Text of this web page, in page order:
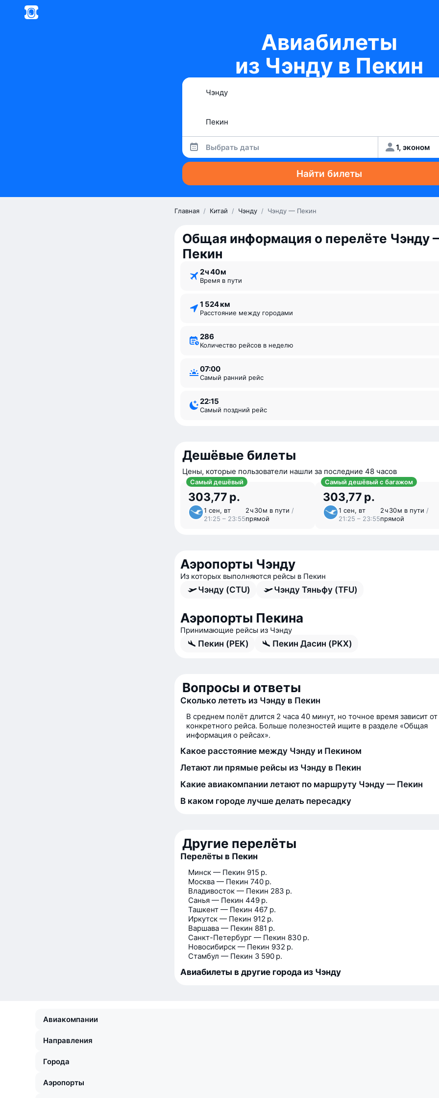
Авиабилеты
из Чэнду в Пекин
Выбрать даты 1, эконом
Найти билеты
Главная / Китай / Чэнду / Чэнду — Пекин
Общая информация о перелёте Чэнду
Пекин
2 ⁠ч 40 ⁠м
Время в пути
1 524 км
Расстояние между городами
286
Количество рейсов в неделю
07:00
Самый ранний рейс
22:15
Самый поздний рейс
Дешёвые билеты
Цены, которые пользователи нашли за последние 48 часов
Самый дешёвый
303,77 р.
1 сен, вт
21:25 – 23:55
2 ⁠ч 30 ⁠м в пути /
прямой
Самый дешёвый с багажом
303,77 р.
1 сен, вт
21:25 – 23:55
2 ⁠ч 30 ⁠м в пути /
прямой
Аэропорты Чэнду
Из которых выполняются рейсы в Пекин
Чэнду (CTU) Чэнду Тяньфу (TFU)
Аэропорты Пекина
Принимающие рейсы из Чэнду
Пекин (PEK) Пекин Дасин (PKX)
Вопросы и ответы
Сколько лететь из Чэнду в Пекин
В среднем полёт длится 2 часа 40 минут, но точное время зависит от
конкретного рейса. Больше полезностей ищите в разделе «Общая
информация о рейсах».
Какое расстояние между Чэнду и Пекином
Летают ли прямые рейсы из Чэнду в Пекин
Какие авиакомпании летают по маршруту Чэнду — Пекин
В каком городе лучше делать пересадку
Другие перелёты
Перелёты в Пекин
Минск — Пекин 915 р.
Москва — Пекин 740 р.
Владивосток — Пекин 283 р.
Санья — Пекин 449 р.
Ташкент — Пекин 467 р.
Иркутск — Пекин 912 р.
Варшава — Пекин 881 р.
Санкт-Петербург — Пекин 830 р.
Новосибирск — Пекин 932 р.
Стамбул — Пекин 3 590 р.
Авиабилеты в другие города из Чэнду
Авиакомпании
Направления
Города
Аэропорты